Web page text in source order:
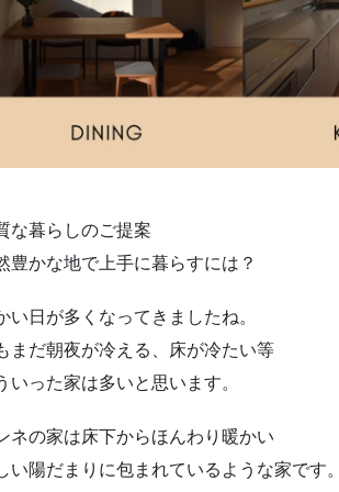
な暮らしのご提案
豊かな地で上手に暮らすには？
い日が多くなってきましたね。
まだ朝夜が冷える、床が冷たい等
いった家は多いと思います。
ネの家は床下からほんわり暖かい
い陽だまりに包まれているような家です